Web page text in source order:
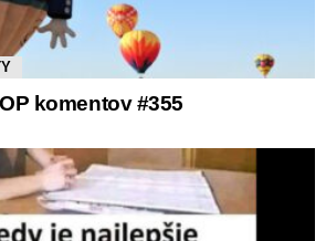
komentov #355